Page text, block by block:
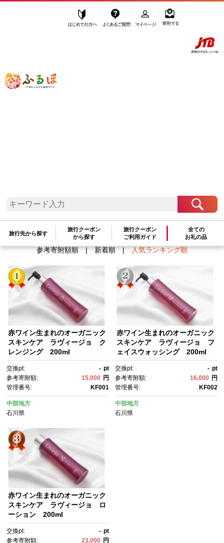
ふるぽ JTBのふるさと納税サイト
旅行先から探す
旅行クーポン
から探す
旅行クーポン
ご利用ガイド
全ての
お礼の品
検索結果一覧
参考寄附額順|新着順|人気ランキング順
赤ワイン生まれのオーガニック
スキンケア ラヴィージョ ク
レンジング 200ml
交換pt: - pt
参考寄附額:
15,000 円
管理番号:
KF001
中部地方
石川県
赤ワイン生まれのオーガニック
スキンケア ラヴィージョ フ
ェイスウォッシング 200ml
交換pt: - pt
参考寄附額:
16,000 円
管理番号:
KF002
中部地方
石川県
赤ワイン生まれのオーガニック
スキンケア ラヴィージョ ロ
ーション 200ml
交換pt: - pt
参考寄附額:
23,000 円